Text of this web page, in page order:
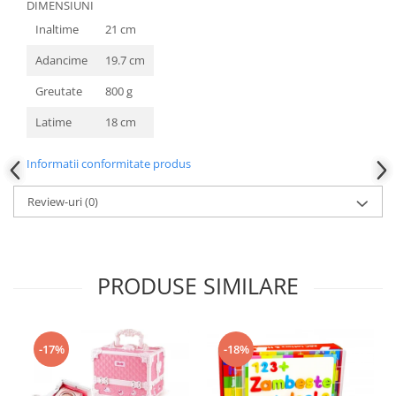
DIMENSIUNI
Inaltime
21 cm
Adancime
19.7 cm
Greutate
800 g
Latime
18 cm
Informatii conformitate produs
Review-uri(0)
PRODUSE SIMILARE
-17% -18%